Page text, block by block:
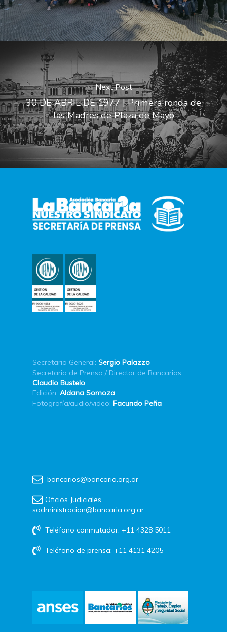
Next Post
30 DE ABRIL DE 1977 | Primera ronda de
las Madres de Plaza de Mayo
Secretario General: Sergio Palazzo
Secretario de Prensa / Director de Bancarios:
Claudio Bustelo
Edición: Aldana Somoza
Fotografía/audio/video: Facundo Peña
bancarios@bancaria.org.ar
Oficios Judiciales
sadministracion@bancaria.org.ar
Teléfono conmutador: +11 4328 5011
Teléfono de prensa: +11 4131 4205